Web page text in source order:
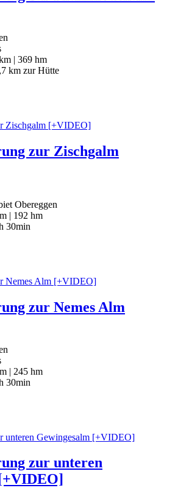
| 369 hm
km zur Hütte
zur Zischgalm
Obereggen
| 192 hm
30min
zur Nemes Alm
| 245 hm
30min
zur unteren